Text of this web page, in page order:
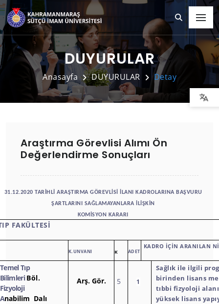
DUYURULAR
Anasayfa DUYURULAR Detay
Araştırma Görevlisi Alımı Ön
Değerlendirme Sonuçları
31.12.2020 TARİHLİ ARAŞTIRMA GÖREVLİSİ İLANI KADROLARINA BAŞVURU
ŞARTLARINI SAĞLAMAYANLARA İLİŞKİN
KOMİSYON KARARI
FAKÜLTESİ
K.UNVANI K ADET
KADRO İÇİN ARANILAN
Temel Tıp
BilimleriBöl.
Fizyoloji
Anabilim Dalı
Arş. Gör. 5 1
Sağlık ile ilgili
birinden lisans
tıbbi fizyoloji
yüksek lisans